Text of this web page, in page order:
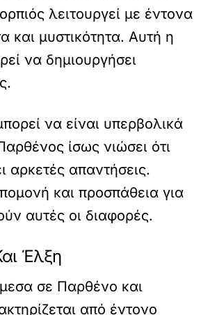
λειτουργεί με έντονα
και μυστικότητα. Αυτή η
να δημιουργήσει
να είναι υπερβολικά
ίσως νιώσει ότι
αρκετές απαντήσεις.
και προσπάθεια για
αυτές οι διαφορές.
Έλξη
σε Παρθένο και
από έντονο